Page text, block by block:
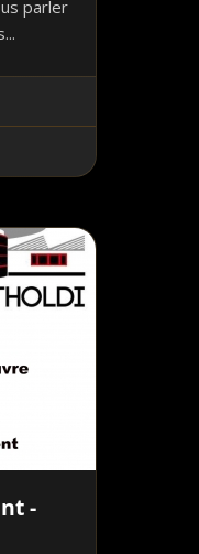
parler
-